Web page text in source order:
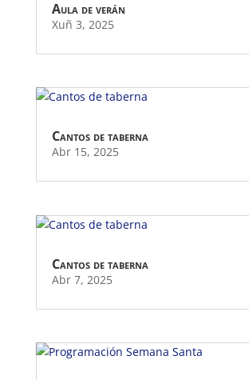
Aula de verán
Xuñ 3, 2025
Cantos de taberna
Abr 15, 2025
Cantos de taberna
Abr 7, 2025